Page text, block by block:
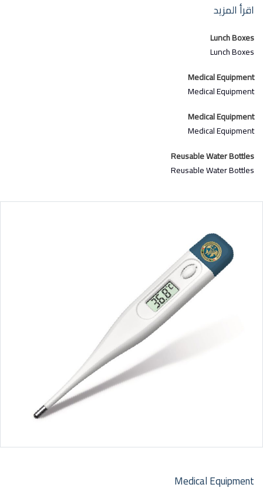
اقرأ المزيد
Lunch Boxes
Lunch Boxes
Medical Equipment
Medical Equipment
Medical Equipment
Medical Equipment
Reusable Water Bottles
Reusable Water Bottles
Medical Equipment